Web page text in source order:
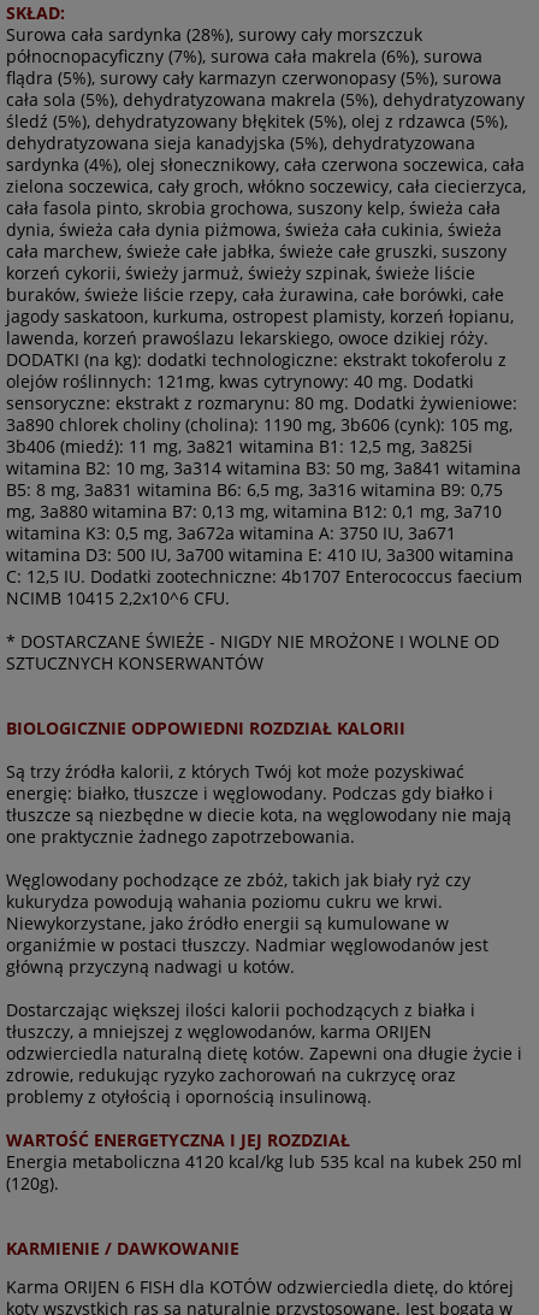
SKŁAD:
Surowa cała sardynka (28%), surowy cały morszczuk
północnopacyficzny (7%), surowa cała makrela (6%), surowa
flądra (5%), surowy cały karmazyn czerwonopasy (5%), surowa
cała sola (5%), dehydratyzowana makrela (5%), dehydratyzowany
śledź (5%), dehydratyzowany błękitek (5%), olej z rdzawca (5%),
dehydratyzowana sieja kanadyjska (5%), dehydratyzowana
sardynka (4%), olej słonecznikowy, cała czerwona soczewica, cała
zielona soczewica, cały groch, włókno soczewicy, cała ciecierzyca,
cała fasola pinto, skrobia grochowa, suszony kelp, świeża cała
dynia, świeża cała dynia piżmowa, świeża cała cukinia, świeża
cała marchew, świeże całe jabłka, świeże całe gruszki, suszony
korzeń cykorii, świeży jarmuż, świeży szpinak, świeże liście
buraków, świeże liście rzepy, cała żurawina, całe borówki, całe
jagody saskatoon, kurkuma, ostropest plamisty, korzeń łopianu,
lawenda, korzeń prawoślazu lekarskiego, owoce dzikiej róży.
DODATKI (na kg): dodatki technologiczne: ekstrakt tokoferolu z
olejów roślinnych: 121mg, kwas cytrynowy: 40 mg. Dodatki
sensoryczne: ekstrakt z rozmarynu: 80 mg. Dodatki żywieniowe:
3a890 chlorek choliny (cholina): 1190 mg, 3b606 (cynk): 105 mg,
3b406 (miedź): 11 mg, 3a821 witamina B1: 12,5 mg, 3a825i
witamina B2: 10 mg, 3a314 witamina B3: 50 mg, 3a841 witamina
B5: 8 mg, 3a831 witamina B6: 6,5 mg, 3a316 witamina B9: 0,75
mg, 3a880 witamina B7: 0,13 mg, witamina B12: 0,1 mg, 3a710
witamina K3: 0,5 mg, 3a672a witamina A: 3750 IU, 3a671
witamina D3: 500 IU, 3a700 witamina E: 410 IU, 3a300 witamina
C: 12,5 IU. Dodatki zootechniczne: 4b1707 Enterococcus faecium
NCIMB 10415 2,2x10^6 CFU.
* DOSTARCZANE ŚWIEŻE - NIGDY NIE MROŻONE I WOLNE OD
SZTUCZNYCH KONSERWANTÓW
BIOLOGICZNIE ODPOWIEDNI ROZDZIAŁ KALORII
Są trzy źródła kalorii, z których Twój kot może pozyskiwać
energię: białko, tłuszcze i węglowodany. Podczas gdy białko i
tłuszcze są niezbędne w diecie kota, na węglowodany nie mają
one praktycznie żadnego zapotrzebowania.
Węglowodany pochodzące ze zbóż, takich jak biały ryż czy
kukurydza powodują wahania poziomu cukru we krwi.
Niewykorzystane, jako źródło energii są kumulowane w
organiźmie w postaci tłuszczy. Nadmiar węglowodanów jest
główną przyczyną nadwagi u kotów.
Dostarczając większej ilości kalorii pochodzących z białka i
tłuszczy, a mniejszej z węglowodanów, karma ORIJEN
odzwierciedla naturalną dietę kotów. Zapewni ona długie życie i
zdrowie, redukując ryzyko zachorowań na cukrzycę oraz
problemy z otyłością i opornością insulinową.
WARTOŚĆ ENERGETYCZNA I JEJ ROZDZIAŁ
Energia metaboliczna 4120 kcal/kg lub 535 kcal na kubek 250 ml
(120g).
KARMIENIE / DAWKOWANIE
Karma ORIJEN 6 FISH dla KOTÓW odzwierciedla dietę, do której
koty wszystkich ras są naturalnie przystosowane. Jest bogata w